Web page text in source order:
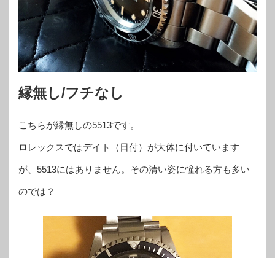
縁無し/フチなし
こちらが縁無しの5513です。
ロレックスではデイト（日付）が大体に付いています
が、5513にはありません。その清い姿に憧れる方も多い
のでは？